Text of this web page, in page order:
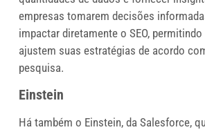
empresas tomarem decisões
impactar diretamente o SEO,
ajustem suas estratégias de acordo
pesquisa.
Einstein
Há também o Einstein, da Salesforce,